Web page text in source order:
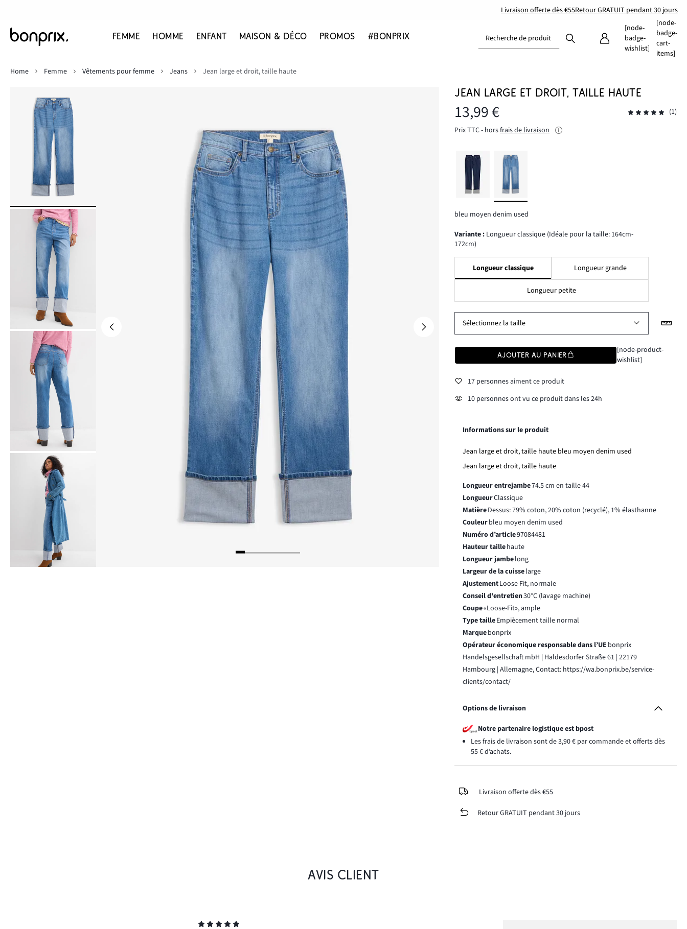
Livraison offerte dès €55Retour GRATUIT pendant 30 jours
FEMME HOMME ENFANT MAISON & DÉCO PROMOS #BONPRIX Recherche de produit
[node-
badge-
wishlist]
[node-
badge-
cart-
items]
Home
Femme Vêtements pour femme Jeans Jean large et droit, taille haute
JEAN LARGE ET DROIT, TAILLE HAUTE
13,99 €
(1)
Prix TTC - horsfrais de livraison
bleu moyen denim used
Variante : Longueur classique (Idéale pour la taille: 164cm-
172cm)
Longueur classique Longueur grande
Longueur petite
Sélectionnez la taille
AJOUTER AU PANIER
[node-product-
wishlist]
17 personnes aiment ce produit
10 personnes ont vu ce produit dans les 24h
Informations sur le produit
Jean large et droit, taille haute bleu moyen denim used
Jean large et droit, taille haute
Longueur entrejambe74.5 cm en taille 44
LongueurClassique
MatièreDessus: 79% coton, 20% coton (recyclé), 1% élasthanne
Couleurbleu moyen denim used
Numéro d’article97084481
Hauteur taillehaute
Longueur jambelong
Largeur de la cuisselarge
AjustementLoose Fit, normale
Conseil d'entretien30°C (lavage machine)
Coupe«Loose-Fit», ample
Type tailleEmpiècement taille normal
Marquebonprix
Opérateur économique responsable dans l’UE bonprix
Handelsgesellschaft mbH | Haldesdorfer Straße 61 | 22179
Hambourg | Allemagne, Contact: https://wa.bonprix.be/service-
clients/contact/
Options de livraison
Notre partenaire logistique est bpost
Les frais de livraison sont de 3,90 € par commande et offerts dès
55 € d’achats.
Livraison offerte dès €55
Retour GRATUIT pendant 30 jours
AVIS CLIENT